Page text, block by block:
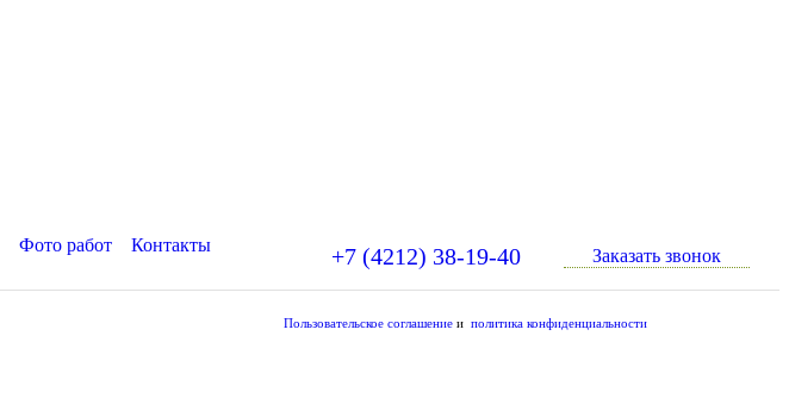
Фото работ
Контакты
+7 (4212) 38-19-40 Заказать звонок
Пользовательское соглашение иполитика конфиденциальности